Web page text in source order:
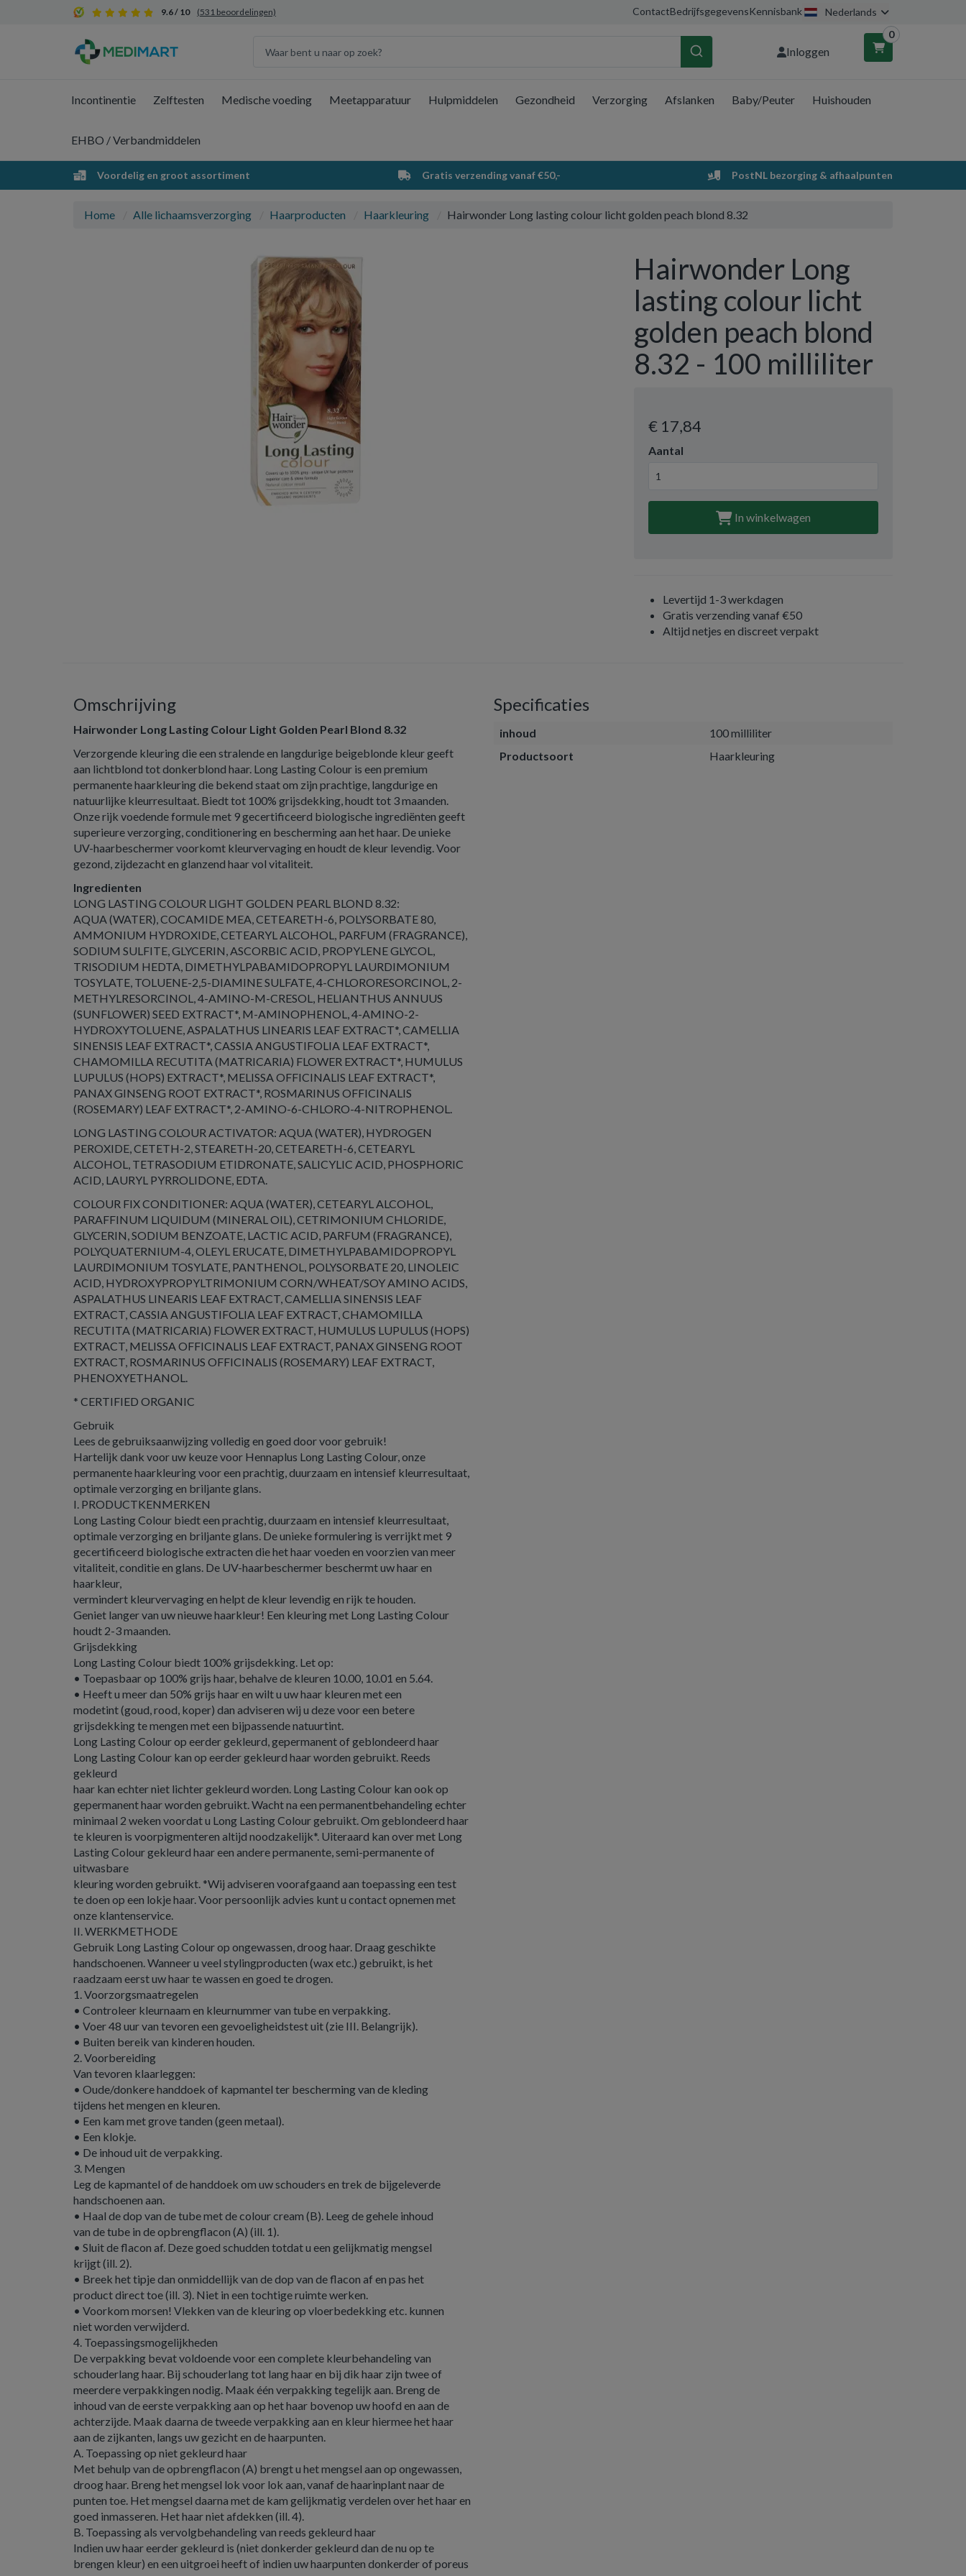
9.6 / 10 (531 beoordelingen) ContactBedrijfsgegevensKennisbank Nederlands
Inloggen
0
Winkelwagen
Uw winkelwagen is leeg.
Vul hem met producten.
Incontinentie Zelftesten Medische voeding Meetapparatuur Hulpmiddelen Gezondheid Verzorging Afslanken Baby/Peuter Huishouden
EHBO / Verbandmiddelen
Voordelig en groot assortiment Gratis verzending vanaf €50,- PostNL bezorging & afhaalpunten
Home Alle lichaamsverzorging Haarproducten Haarkleuring Hairwonder Long lasting colour licht golden peach blond 8.32
Hairwonder Long
lasting colour licht
golden peach blond
8.32 - 100 milliliter
€ 17,84
Aantal
In winkelwagen
Levertijd 1-3 werkdagen
Gratis verzending vanaf €50
Altijd netjes en discreet verpakt
Omschrijving
Hairwonder Long Lasting Colour Light Golden Pearl Blond 8.32
Verzorgende kleuring die een stralende en langdurige beigeblonde kleur geeft
aan lichtblond tot donkerblond haar. Long Lasting Colour is een premium
permanente haarkleuring die bekend staat om zijn prachtige, langdurige en
natuurlijke kleurresultaat. Biedt tot 100% grijsdekking, houdt tot 3 maanden.
Onze rijk voedende formule met 9 gecertificeerd biologische ingrediënten geeft
superieure verzorging, conditionering en bescherming aan het haar. De unieke
UV-haarbeschermer voorkomt kleurvervaging en houdt de kleur levendig. Voor
gezond, zijdezacht en glanzend haar vol vitaliteit.
Ingredienten
LONG LASTING COLOUR LIGHT GOLDEN PEARL BLOND 8.32:
AQUA (WATER), COCAMIDE MEA, CETEARETH-6, POLYSORBATE 80,
AMMONIUM HYDROXIDE, CETEARYL ALCOHOL, PARFUM (FRAGRANCE),
SODIUM SULFITE, GLYCERIN, ASCORBIC ACID, PROPYLENE GLYCOL,
TRISODIUM HEDTA, DIMETHYLPABAMIDOPROPYL LAURDIMONIUM
TOSYLATE, TOLUENE-2,5-DIAMINE SULFATE, 4-CHLORORESORCINOL, 2-
METHYLRESORCINOL, 4-AMINO-M-CRESOL, HELIANTHUS ANNUUS
(SUNFLOWER) SEED EXTRACT*, M-AMINOPHENOL, 4-AMINO-2-
HYDROXYTOLUENE, ASPALATHUS LINEARIS LEAF EXTRACT*, CAMELLIA
SINENSIS LEAF EXTRACT*, CASSIA ANGUSTIFOLIA LEAF EXTRACT*,
CHAMOMILLA RECUTITA (MATRICARIA) FLOWER EXTRACT*, HUMULUS
LUPULUS (HOPS) EXTRACT*, MELISSA OFFICINALIS LEAF EXTRACT*,
PANAX GINSENG ROOT EXTRACT*, ROSMARINUS OFFICINALIS
(ROSEMARY) LEAF EXTRACT*, 2-AMINO-6-CHLORO-4-NITROPHENOL.
LONG LASTING COLOUR ACTIVATOR: AQUA (WATER), HYDROGEN
PEROXIDE, CETETH-2, STEARETH-20, CETEARETH-6, CETEARYL
ALCOHOL, TETRASODIUM ETIDRONATE, SALICYLIC ACID, PHOSPHORIC
ACID, LAURYL PYRROLIDONE, EDTA.
COLOUR FIX CONDITIONER: AQUA (WATER), CETEARYL ALCOHOL,
PARAFFINUM LIQUIDUM (MINERAL OIL), CETRIMONIUM CHLORIDE,
GLYCERIN, SODIUM BENZOATE, LACTIC ACID, PARFUM (FRAGRANCE),
POLYQUATERNIUM-4, OLEYL ERUCATE, DIMETHYLPABAMIDOPROPYL
LAURDIMONIUM TOSYLATE, PANTHENOL, POLYSORBATE 20, LINOLEIC
ACID, HYDROXYPROPYLTRIMONIUM CORN/WHEAT/SOY AMINO ACIDS,
ASPALATHUS LINEARIS LEAF EXTRACT, CAMELLIA SINENSIS LEAF
EXTRACT, CASSIA ANGUSTIFOLIA LEAF EXTRACT, CHAMOMILLA
RECUTITA (MATRICARIA) FLOWER EXTRACT, HUMULUS LUPULUS (HOPS)
EXTRACT, MELISSA OFFICINALIS LEAF EXTRACT, PANAX GINSENG ROOT
EXTRACT, ROSMARINUS OFFICINALIS (ROSEMARY) LEAF EXTRACT,
PHENOXYETHANOL.
* CERTIFIED ORGANIC
Gebruik
Lees de gebruiksaanwijzing volledig en goed door voor gebruik!
Hartelijk dank voor uw keuze voor Hennaplus Long Lasting Colour, onze
permanente haarkleuring voor een prachtig, duurzaam en intensief kleurresultaat,
optimale verzorging en briljante glans.
I. PRODUCTKENMERKEN
Long Lasting Colour biedt een prachtig, duurzaam en intensief kleurresultaat,
optimale verzorging en briljante glans. De unieke formulering is verrijkt met 9
gecertificeerd biologische extracten die het haar voeden en voorzien van meer
vitaliteit, conditie en glans. De UV-haarbeschermer beschermt uw haar en
haarkleur,
vermindert kleurvervaging en helpt de kleur levendig en rijk te houden.
Geniet langer van uw nieuwe haarkleur! Een kleuring met Long Lasting Colour
houdt 2-3 maanden.
Grijsdekking
Long Lasting Colour biedt 100% grijsdekking. Let op:
• Toepasbaar op 100% grijs haar, behalve de kleuren 10.00, 10.01 en 5.64.
• Heeft u meer dan 50% grijs haar en wilt u uw haar kleuren met een
modetint (goud, rood, koper) dan adviseren wij u deze voor een betere
grijsdekking te mengen met een bijpassende natuurtint.
Long Lasting Colour op eerder gekleurd, gepermanent of geblondeerd haar
Long Lasting Colour kan op eerder gekleurd haar worden gebruikt. Reeds
gekleurd
haar kan echter niet lichter gekleurd worden. Long Lasting Colour kan ook op
gepermanent haar worden gebruikt. Wacht na een permanentbehandeling echter
minimaal 2 weken voordat u Long Lasting Colour gebruikt. Om geblondeerd haar
te kleuren is voorpigmenteren altijd noodzakelijk*. Uiteraard kan over met Long
Lasting Colour gekleurd haar een andere permanente, semi-permanente of
uitwasbare
kleuring worden gebruikt. *Wij adviseren voorafgaand aan toepassing een test
te doen op een lokje haar. Voor persoonlijk advies kunt u contact opnemen met
onze klantenservice.
II. WERKMETHODE
Gebruik Long Lasting Colour op ongewassen, droog haar. Draag geschikte
handschoenen. Wanneer u veel stylingproducten (wax etc.) gebruikt, is het
raadzaam eerst uw haar te wassen en goed te drogen.
1. Voorzorgsmaatregelen
• Controleer kleurnaam en kleurnummer van tube en verpakking.
• Voer 48 uur van tevoren een gevoeligheidstest uit (zie III. Belangrijk).
• Buiten bereik van kinderen houden.
2. Voorbereiding
Van tevoren klaarleggen:
• Oude/donkere handdoek of kapmantel ter bescherming van de kleding
tijdens het mengen en kleuren.
• Een kam met grove tanden (geen metaal).
• Een klokje.
• De inhoud uit de verpakking.
3. Mengen
Leg de kapmantel of de handdoek om uw schouders en trek de bijgeleverde
handschoenen aan.
• Haal de dop van de tube met de colour cream (B). Leeg de gehele inhoud
van de tube in de opbrengflacon (A) (ill. 1).
• Sluit de flacon af. Deze goed schudden totdat u een gelijkmatig mengsel
krijgt (ill. 2).
• Breek het tipje dan onmiddellijk van de dop van de flacon af en pas het
product direct toe (ill. 3). Niet in een tochtige ruimte werken.
• Voorkom morsen! Vlekken van de kleuring op vloerbedekking etc. kunnen
niet worden verwijderd.
4. Toepassingsmogelijkheden
De verpakking bevat voldoende voor een complete kleurbehandeling van
schouderlang haar. Bij schouderlang tot lang haar en bij dik haar zijn twee of
meerdere verpakkingen nodig. Maak één verpakking tegelijk aan. Breng de
inhoud van de eerste verpakking aan op het haar bovenop uw hoofd en aan de
achterzijde. Maak daarna de tweede verpakking aan en kleur hiermee het haar
aan de zijkanten, langs uw gezicht en de haarpunten.
A. Toepassing op niet gekleurd haar
Met behulp van de opbrengflacon (A) brengt u het mengsel aan op ongewassen,
droog haar. Breng het mengsel lok voor lok aan, vanaf de haarinplant naar de
punten toe. Het mengsel daarna met de kam gelijkmatig verdelen over het haar en
goed inmasseren. Het haar niet afdekken (ill. 4).
B. Toepassing als vervolgbehandeling van reeds gekleurd haar
Indien uw haar eerder gekleurd is (niet donkerder gekleurd dan de nu op te
brengen kleur) en een uitgroei heeft of indien uw haarpunten donkerder of poreus
Specificaties
inhoud
100 milliliter
Productsoort
Haarkleuring